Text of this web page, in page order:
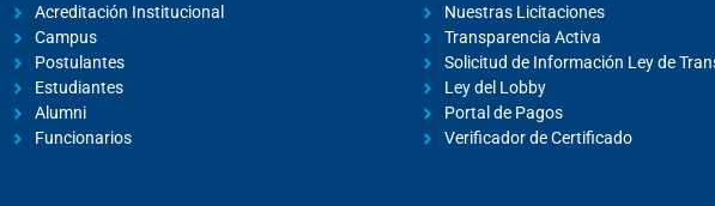
Acreditación Institucional
Campus
Postulantes
Estudiantes
Alumni
Funcionarios
Nuestras Licitaciones
Transparencia Activa
Solicitud de Información Ley de
Ley del Lobby
Portal de Pagos
Verificador de Certificado